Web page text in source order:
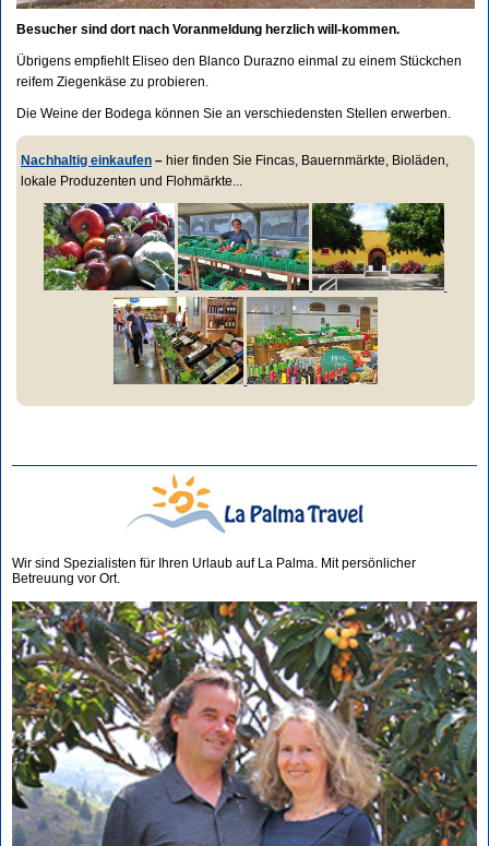
Besucher sind dort nach Voranmeldung herzlich will-kommen.
Übrigens empfiehlt Eliseo den Blanco Durazno einmal zu einem Stückchen
reifem Ziegenkäse zu probieren.
Die Weine der Bodega können Sie an verschiedensten Stellen erwerben.
Nachhaltig einkaufen – hier finden Sie Fincas, Bauernmärkte, Bioläden,
lokale Produzenten und Flohmärkte...
Wir sind Spezialisten für Ihren Urlaub auf La Palma. Mit persönlicher
Betreuung vor Ort.